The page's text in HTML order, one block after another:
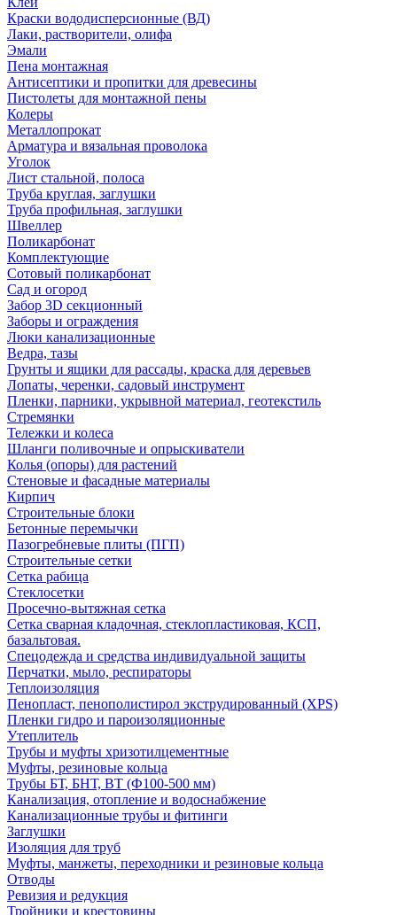
Краски вододисперсионные (ВД)
Лаки, растворители, олифа
Эмали
Пена монтажная
Антисептики и пропитки для древесины
Пистолеты для монтажной пены
Колеры
Металлопрокат
Арматура и вязальная проволока
Уголок
Лист стальной, полоса
Труба круглая, заглушки
Труба профильная, заглушки
Швеллер
Поликарбонат
Комплектующие
Сотовый поликарбонат
Сад и огород
Забор 3D секционный
Заборы и ограждения
Люки канализационные
Ведра, тазы
Грунты и ящики для рассады, краска для деревьев
Лопаты, черенки, садовый инструмент
Пленки, парники, укрывной материал, геотекстиль
Стремянки
Тележки и колеса
Шланги поливочные и опрыскиватели
Колья (опоры) для растений
Стеновые и фасадные материалы
Кирпич
Строительные блоки
Бетонные перемычки
Пазогребневые плиты (ПГП)
Строительные сетки
Сетка рабица
Стеклосетки
Просечно-вытяжная сетка
Сетка сварная кладочная, стеклопластиковая, КСП,
базальтовая.
Спецодежда и средства индивидуальной защиты
Перчатки, мыло, респираторы
Теплоизоляция
Пенопласт, пенополистирол экструдированный (XPS)
Пленки гидро и пароизоляционные
Утеплитель
Трубы и муфты хризотилцементные
Муфты, резиновые кольца
Трубы БТ, БНТ, ВТ (Ф100-500 мм)
Канализация, отопление и водоснабжение
Канализационные трубы и фитинги
Заглушки
Изоляция для труб
Муфты, манжеты, переходники и резиновые кольца
Отводы
Ревизия и редукция
Тройники и крестовины